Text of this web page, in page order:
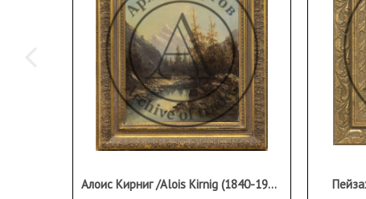
Алоис Кирниг /Alois Kirnig (1840-1911)